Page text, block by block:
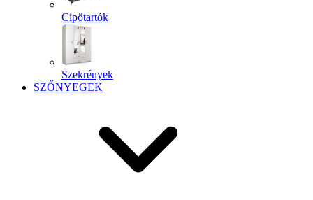
Cipőtartók
Szekrények
SZŐNYEGEK